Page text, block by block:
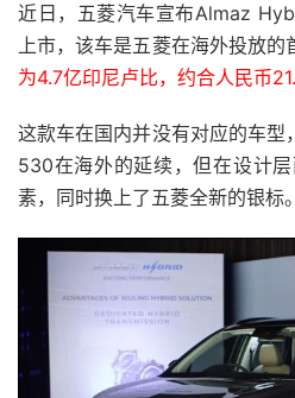
近日，五菱汽车宣布Almaz
上市，该车是五菱在海外投放的
为4.7亿印尼卢比，约合人民币
这款车在国内并没有对应的车型
530在海外的延续，但在设计
素，同时换上了五菱全新的银标。